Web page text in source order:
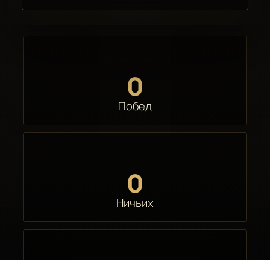
0
Побед
0
Ничьих